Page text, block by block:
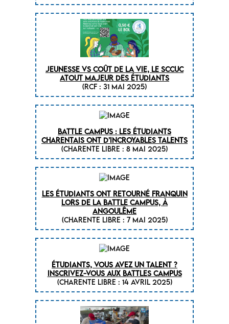
Jeunesse VS Coût de la vie, le SCCUC
atout majeur des étudiants
(RCF : 31 mai 2025)
Battle campus : les étudiants
charentais ont d’incroyables talents
(CHARENTE LIBRE : 8 mai 2025)
Les étudiants ont retourné Franquin
lors de la Battle campus, à
Angoulême
(CHARENTE LIBRE : 7 mai 2025)
Étudiants, vous avez un talent ?
Inscrivez-vous aux Battles campus
(CHARENTE LIBRE : 14 avril 2025)